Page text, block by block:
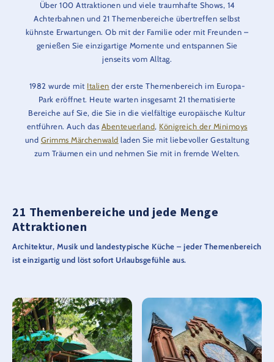
Über 100 Attraktionen und viele traumhafte Shows, 14
Achterbahnen und 21 Themenbereiche übertreffen selbst
kühnste Erwartungen. Ob mit der Familie oder mit Freunden –
genießen Sie einzigartige Momente und entspannen Sie
jenseits vom Alltag.
1982 wurde mit Italien der erste Themenbereich im Europa-
Park eröffnet. Heute warten insgesamt 21 thematisierte
Bereiche auf Sie, die Sie in die vielfältige europäische Kultur
entführen. Auch das Abenteuerland, Königreich der Minimoys
und Grimms Märchenwald laden Sie mit liebevoller Gestaltung
zum Träumen ein und nehmen Sie mit in fremde Welten.
21 Themenbereiche und jede Menge
Attraktionen
Architektur, Musik und landestypische Küche – jeder Themenbereich
ist einzigartig und löst sofort Urlaubsgefühle aus.